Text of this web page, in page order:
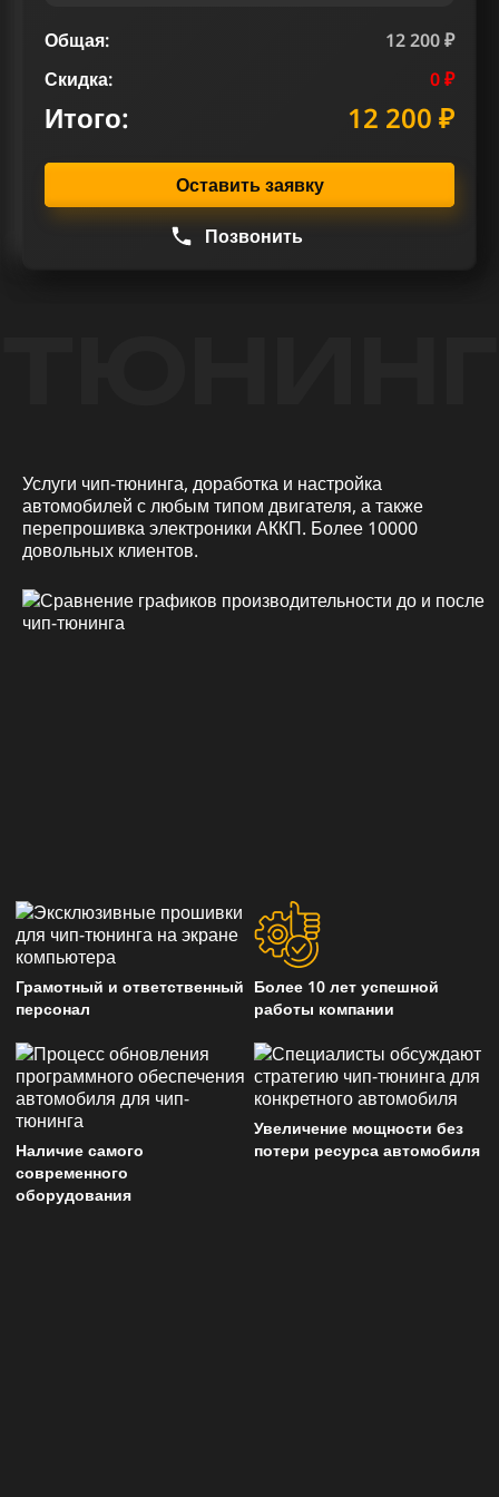
Общая:
12 200 ₽
Скидка:
0 ₽
Итого: 12 200 ₽
Оставить заявку
Позвонить
Услуги чип-тюнинга, доработка и настройка
автомобилей с любым типом двигателя, а также
перепрошивка электроники АККП. Более 10000
довольных клиентов.
Грамотный и ответственный
персонал
Более 10 лет успешной
работы компании
Наличие самого
современного
оборудования
Увеличение мощности без
потери ресурса автомобиля